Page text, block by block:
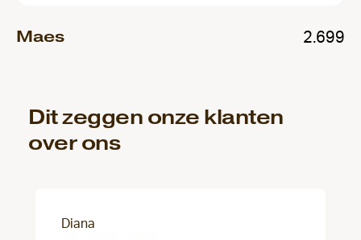
Maes 2.699
Dit zeggen onze klanten
over ons
Diana